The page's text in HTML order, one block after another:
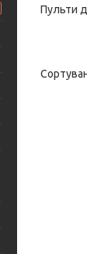
Пульти